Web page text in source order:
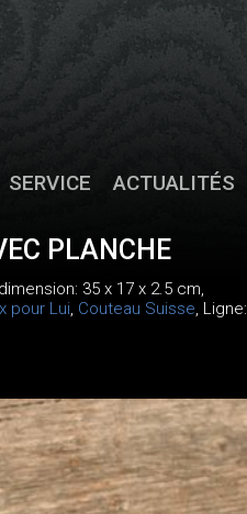
SERVICE ACTUALITÉS
PLANCHE
35 x 17 x 2.5 cm,
pour Lui, Couteau Suisse, Ligne: